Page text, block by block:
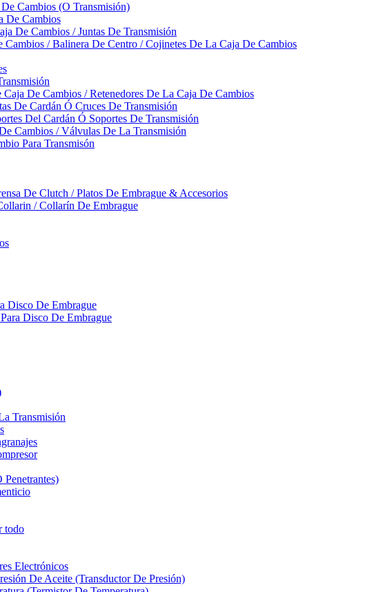
Cambios (O Transmisión)
De Cambios
De Cambios / Juntas De Transmisión
/ Balinera De Centro / Cojinetes De La Caja De Cambios
De Cambios / Retenedores De La Caja De Cambios
De Cardán Ó Cruces De Transmisión
Del Cardán Ó Soportes De Transmisión
Cambios / Válvulas De La Transmisión
Para Transmisón
De Clutch / Platos De Embrague & Accesorios
/ Collarín De Embrague
Disco De Embrague
Disco De Embrague
Transmisión
todo
Electrónicos
De Aceite (Transductor De Presión)